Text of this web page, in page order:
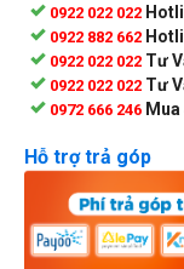
0922 022 022
0922 882 662
0922 022 022 Tư
0922 022 022 Tư
0972 666 246
Hỗ trợ trả góp